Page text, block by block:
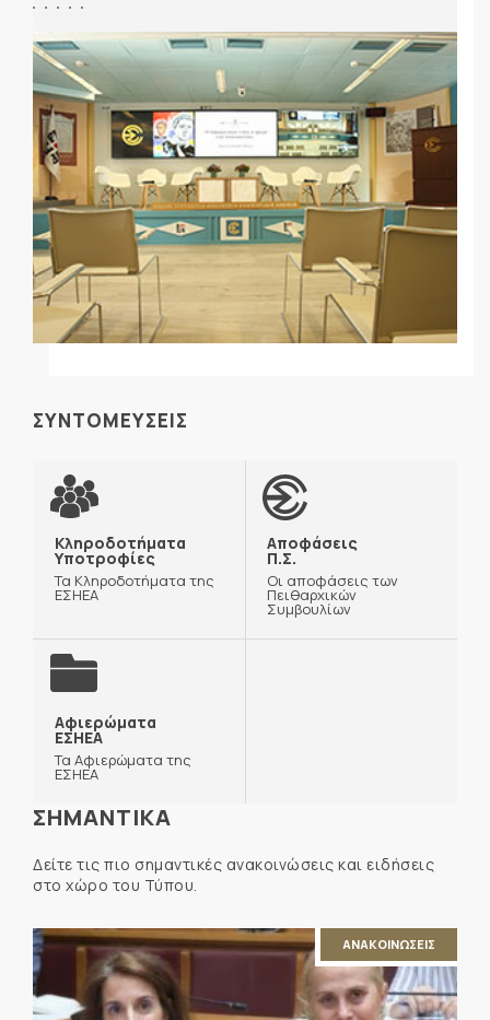
ΣΥΝΤΟΜΕΥΣΕΙΣ
Κληροδοτήματα
Υποτροφίες
Τα Κληροδοτήματα της
ΕΣΗΕΑ
Αποφάσεις
Π.Σ.
Οι αποφάσεις των
Πειθαρχικών
Συμβουλίων
Αφιερώματα
ΕΣΗΕΑ
Τα Αφιερώματα της
ΕΣΗΕΑ
ΣΗΜΑΝΤΙΚΑ
Δείτε τις πιο σημαντικές ανακοινώσεις και ειδήσεις
στο χώρο του Τύπου.
ΑΝΑΚΟΙΝΩΣΕΙΣ